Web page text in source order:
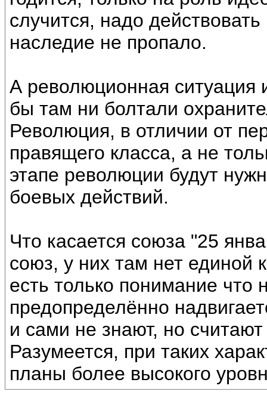
случится, надо
наследие не пропало.
А революционная ситуация
бы там ни болтали
Революция, в отличии от
правящего класса, а не
этапе революции будут
боевых действий.
Что касается союза "25
союз, у них там нет единой
есть только понимание что
предопределённо
и сами не знают, но
Разумеется, при таких
планы более высокого